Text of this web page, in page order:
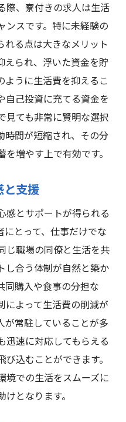
際、寮付きの求人は生活
ンスです。特に未経験の
れる点は大きなメリット
えられ、浮いた資金を貯
ように生活費を抑えるこ
自己投資に充てる資金を
見ても非常に賢明な選択
時間が短縮され、その分
増やす上で有効です。
支援
感とサポートが得られる
とって、仕事だけでな
じ職場の同僚と生活を共
し合う体制が自然と築か
同購入や食事の分担な
によって生活費の削減が
が常駐していることが多
迅速に対応してもらえる
込むことができます。
境での生活をスムーズに
となります。